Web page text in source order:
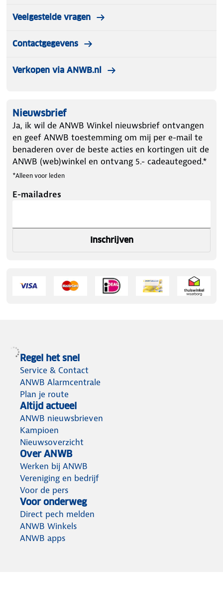
Veelgestelde vragen
Contactgegevens
Verkopen via ANWB.nl
Nieuwsbrief
Ja, ik wil de ANWB Winkel nieuwsbrief ontvangen
en geef ANWB toestemming om mij per e-mail te
benaderen over de beste acties en kortingen uit de
ANWB (web)winkel en ontvang 5.- cadeautegoed.*
*Alleen voor leden
E-mailadres
Inschrijven
Regel het snel
Service & Contact
ANWB Alarmcentrale
Plan je route
Altijd actueel
ANWB nieuwsbrieven
Kampioen
Nieuwsoverzicht
Over ANWB
Werken bij ANWB
Vereniging en bedrijf
Voor de pers
Voor onderweg
Direct pech melden
ANWB Winkels
ANWB apps